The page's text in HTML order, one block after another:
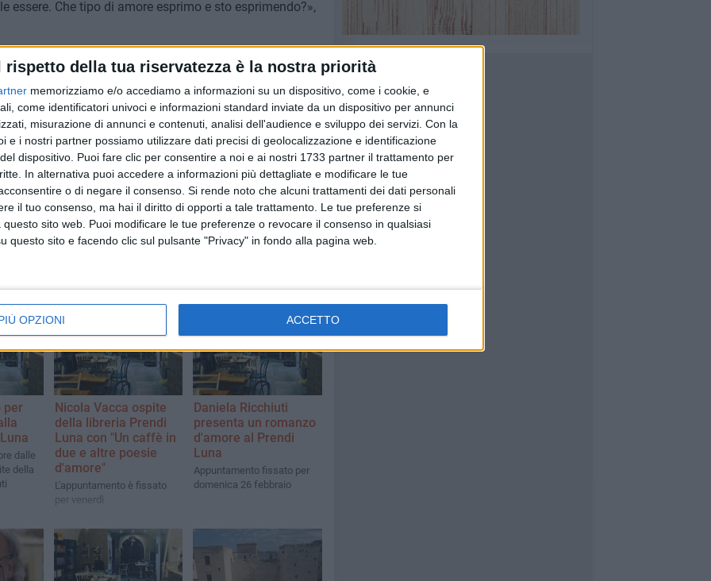
rispetto della tua riservatezza è la nostra priorità
memorizziamo e/o accediamo a informazioni su un dispositivo, come i cookie, e
come identificatori univoci e informazioni standard inviate da un dispositivo per annunci
misurazione di annunci e contenuti, analisi dell'audience e sviluppo dei servizi. Con la
e i nostri partner possiamo utilizzare dati precisi di geolocalizzazione e identificazione
dispositivo. Puoi fare clic per consentire a noi e ai nostri 1733 partner il trattamento per
In alternativa puoi accedere a informazioni più dettagliate e modificare le tue
o di negare il consenso. Si rende noto che alcuni trattamenti dei dati personali
il tuo consenso, ma hai il diritto di opporti a tale trattamento. Le tue preferenze si
sito web. Puoi modificare le tue preferenze o revocare il consenso in qualsiasi
questo sito e facendo clic sul pulsante "Privacy" in fondo alla pagina web.
OPZIONI ACCETTO
essere. Che tipo di amore esprimo e sto esprimendo?»,
al 080 809 2484.
tre
6 AGOSTO 2026
Ragazzi biscegliesi diventano
virali dopo un'esibizione
improvvisata in aeroporto a
Roma-Fiumicino
per
dalle
della
Nicola Vacca ospite
della libreria Prendi
Luna con "Un caffè in
due e altre poesie
d'amore"
L'appuntamento è fissato
per venerdì
Daniela Ricchiuti
presenta un romanzo
d'amore al Prendi
Luna
Appuntamento fissato per
domenica 26 febbraio